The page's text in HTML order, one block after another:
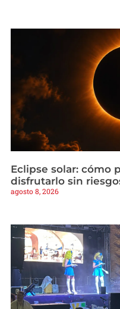
Eclipse solar: cómo
disfrutarlo sin
agosto 8, 2026